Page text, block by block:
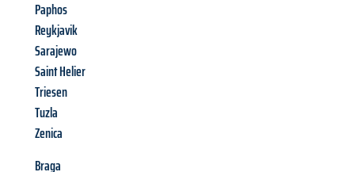
Paphos
Reykjavik
Sarajewo
Saint Helier
Triesen
Tuzla
Zenica
Braga